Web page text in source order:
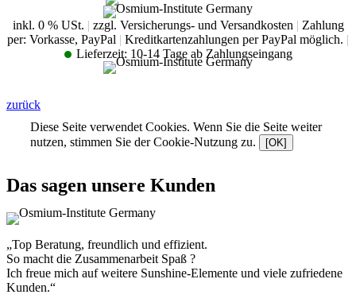
inkl. 0 % USt. | zzgl. Versicherungs- und Versandkosten | Zahlung
per: Vorkasse, PayPal | Kreditkartenzahlungen per PayPal möglich. |
Lieferzeit: 10-14 Tage ab Zahlungseingang
zurück
Diese Seite verwendet Cookies. Wenn Sie die Seite weiter
nutzen, stimmen Sie der Cookie-Nutzung zu.
[OK]
Das sagen unsere Kunden
„Top Beratung, freundlich und effizient.
So macht die Zusammenarbeit Spaß ?
Ich freue mich auf weitere Sunshine-Elemente und viele zufriedene
Kunden.“